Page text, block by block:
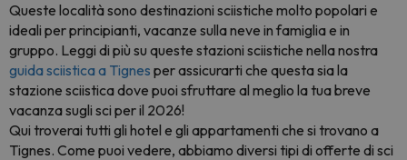
Queste località sono destinazioni sciistiche molto popolari e
ideali per principianti, vacanze sulla neve in famiglia e in
gruppo. Leggi di più su queste stazioni sciistiche nella nostra
guida sciistica a Tignes per assicurarti che questa sia la
stazione sciistica dove puoi sfruttare al meglio la tua breve
vacanza sugli sci per il 2026!
Qui troverai tutti gli hotel e gli appartamenti che si trovano a
Tignes. Come puoi vedere, abbiamo diversi tipi di offerte di sci